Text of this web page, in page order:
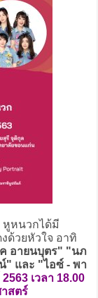
หูหนวกได้มี
ด้วยหัวใจ อาทิ
อายนบุตร" "นภ
และ "ไอซ์ - พา
เวลา 18.00
สตร์